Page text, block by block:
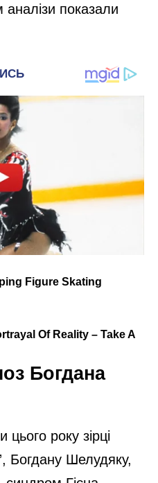
показали